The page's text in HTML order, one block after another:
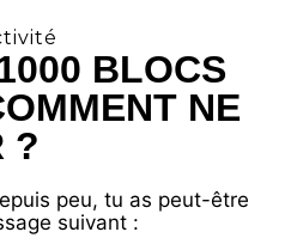
BLOCS
NE
?
peu, tu as peut-être
suivant :